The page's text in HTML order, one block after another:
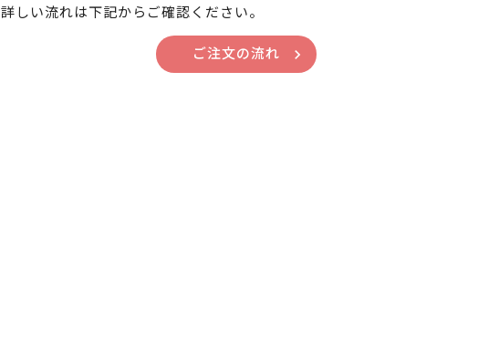
詳しい流れは下記からご確認ください。
ご注文の流れ